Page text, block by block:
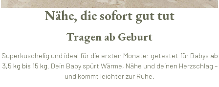
Nähe, die sofort gut tut
Tragen ab Geburt
Superkuschelig und ideal für die ersten Monate: getestet für Babys ab
3,5 kg bis 15 kg . Dein Baby spürt Wärme, Nähe und deinen Herzschlag –
und kommt leichter zur Ruhe.